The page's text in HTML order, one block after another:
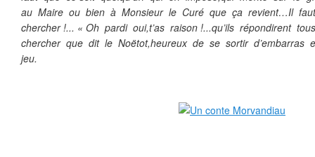
au Maire ou bien à Monsieur le Curé que ça revient…Il
chercher !... « Oh pardi oui,t’as raison !...qu’ils répondirent
chercher que dit le Noëtot,heureux de se sortir
jeu.